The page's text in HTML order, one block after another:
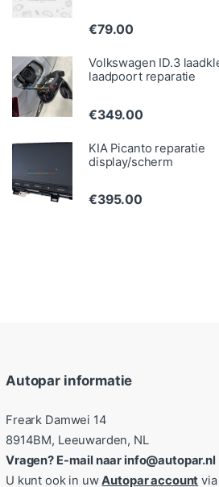
€79.00
Volkswagen ID.3
laadpoort reparatie
€349.00
KIA Picanto reparatie
display/scherm
€395.00
Autopar informatie
Freark Damwei 14
8914BM, Leeuwarden, NL
Vragen? E-mail naar info@autopar.nl
U kunt ook in uwAutopar account